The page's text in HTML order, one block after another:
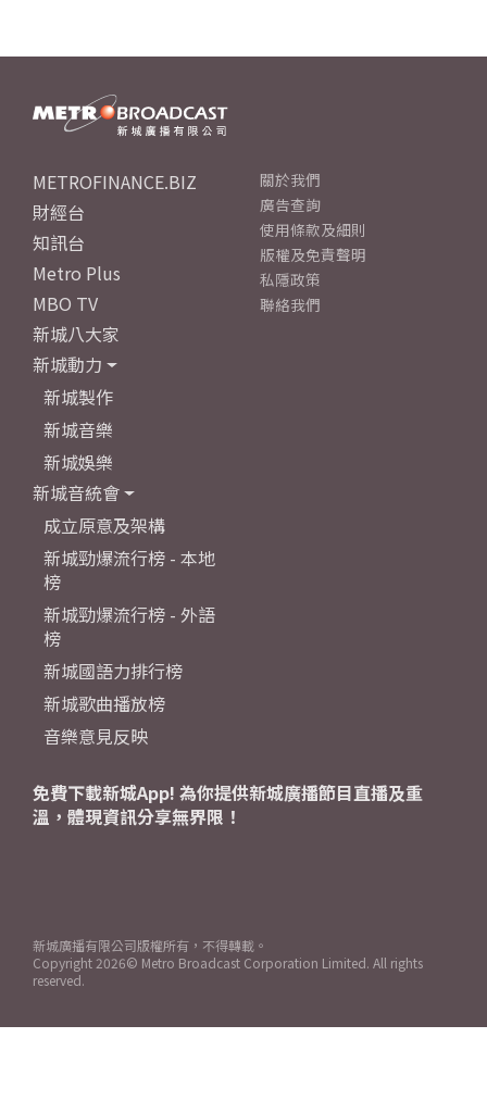
METROFINANCE.BIZ
財經台
知訊台
Metro Plus
MBO TV
新城八大家
新城動力
新城製作
新城音樂
新城娛樂
新城音統會
成立原意及架構
新城勁爆流行榜 - 本地
榜
新城勁爆流行榜 - 外語
榜
新城國語力排行榜
新城歌曲播放榜
音樂意見反映
關於我們
廣告查詢
使用條款及細則
版權及免責聲明
私隱政策
聯絡我們
免費下載新城App! 為你提供新城廣播節目直播及重
溫，體現資訊分享無界限！
新城廣播有限公司版權所有，不得轉載。
Copyright 2026© Metro Broadcast Corporation Limited. All rights
reserved.